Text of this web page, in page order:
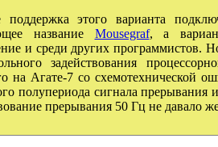
поддержка этого варианта
название Mousegraf, а
и среди других программистов.
задействования
на Агате-7 со схемотехнической
полупериода сигнала
прерывания 50 Гц не давало